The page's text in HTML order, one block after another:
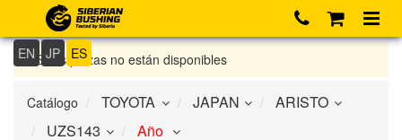
EN JP ES
Si las piezas no están disponibles
Catálogo